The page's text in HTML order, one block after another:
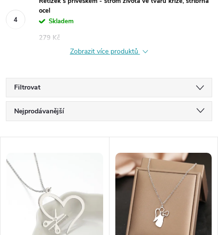
ocel
Skladem
279 Kč
Zobrazit více produktů
Filtrovat
Ř
a
z
Nejprodávanější
Abecedně
ý